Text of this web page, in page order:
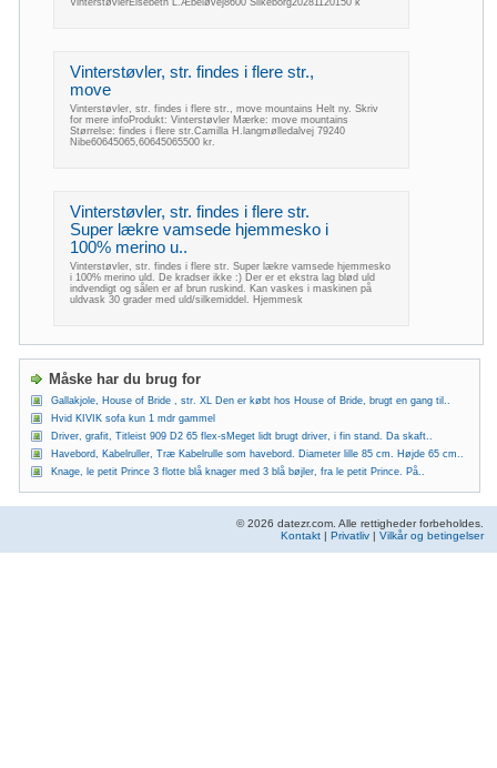
VinterstøvlerElsebeth L.Æbeløvej8600 Silkeborg20281120150 k
Vinterstøvler, str. findes i flere str.,
move
Vinterstøvler, str. findes i flere str., move mountains Helt ny. Skriv
for mere infoProdukt: Vinterstøvler Mærke: move mountains
Størrelse: findes i flere str.Camilla H.langmølledalvej 79240
Nibe60645065,60645065500 kr.
Vinterstøvler, str. findes i flere str.
Super lækre vamsede hjemmesko i
100% merino u..
Vinterstøvler, str. findes i flere str. Super lækre vamsede hjemmesko
i 100% merino uld. De kradser ikke :) Der er et ekstra lag blød uld
indvendigt og sålen er af brun ruskind. Kan vaskes i maskinen på
uldvask 30 grader med uld/silkemiddel. Hjemmesk
Måske har du brug for
Gallakjole, House of Bride , str. XL Den er købt hos House of Bride, brugt en gang til..
Hvid KIVIK sofa kun 1 mdr gammel
Driver, grafit, Titleist 909 D2 65 flex-sMeget lidt brugt driver, i fin stand. Da skaft..
Havebord, Kabelruller, Træ Kabelrulle som havebord. Diameter lille 85 cm. Højde 65 cm..
Knage, le petit Prince 3 flotte blå knager med 3 blå bøjler, fra le petit Prince. På..
© 2026 datezr.com. Alle rettigheder forbeholdes.
Kontakt | Privatliv | Vilkår og betingelser